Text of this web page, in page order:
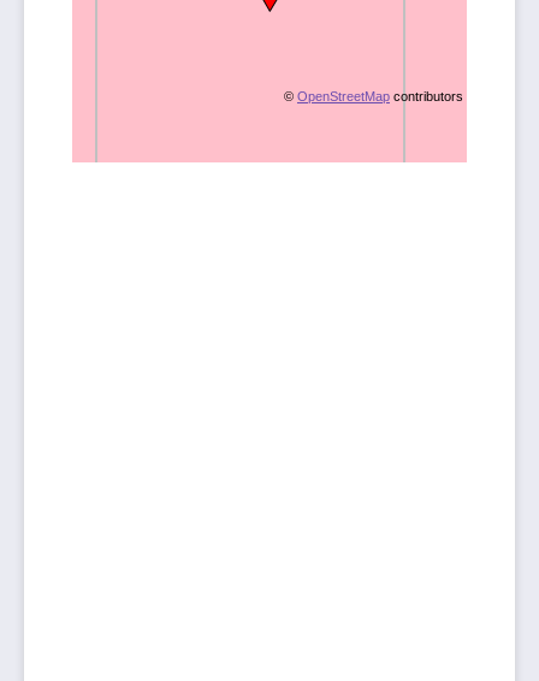
© OpenStreetMap contributors